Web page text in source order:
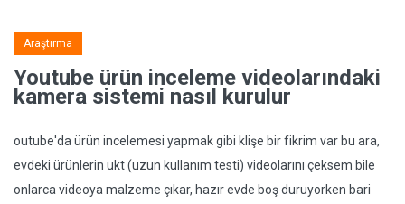
Araştırma
Youtube ürün inceleme videolarındaki
kamera sistemi nasıl kurulur
outube'da ürün incelemesi yapmak gibi klişe bir fikrim var bu ara,
evdeki ürünlerin ukt (uzun kullanım testi) videolarını çeksem bile
onlarca videoya malzeme çıkar, hazır evde boş duruyorken bari